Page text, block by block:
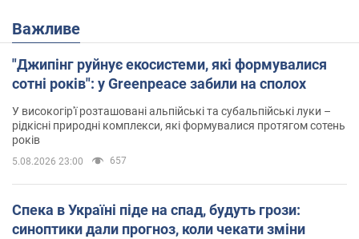
Важливе
"Джипінг руйнує екосистеми, які формувалися
сотні років": у Greenpeace забили на сполох
У високогір'ї розташовані альпійські та субальпійські луки –
рідкісні природні комплекси, які формувалися протягом сотень
років
5.08.2026 23:00 657
Спека в Україні піде на спад, будуть грози:
синоптики дали прогноз, коли чекати зміни